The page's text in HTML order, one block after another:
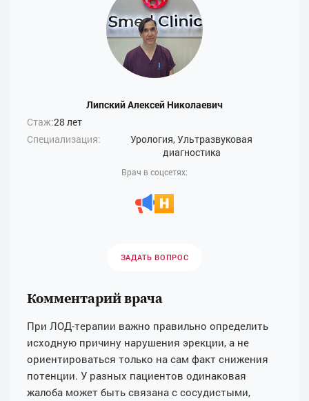
Липский Алексей Николаевич
Стаж:28 лет
Специализация:
Урология, Ультразвуковая
диагностика
Врач в соцсетях:
ЗАДАТЬ ВОПРОС
Комментарий врача
При ЛОД-терапии важно правильно определить
исходную причину нарушения эрекции, а не
ориентироваться только на сам факт снижения
потенции. У разных пациентов одинаковая
жалоба может быть связана с сосудистыми,